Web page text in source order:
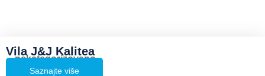
Vila J&J Kalitea
nekategorizovano
Saznajte više